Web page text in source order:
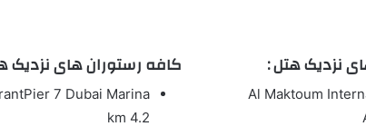
نزدیک هتل :
Al Maktoum
کافه رستوران های نزدیک
Pier 7 Dubai Marina
4.2 km